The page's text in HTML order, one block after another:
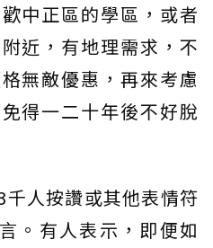
中正區的學區，或者
近，有地理需求，不
無敵優惠，再來考慮
得一二十年後不好脫
人按讚或其他表情符
。有人表示，即便如